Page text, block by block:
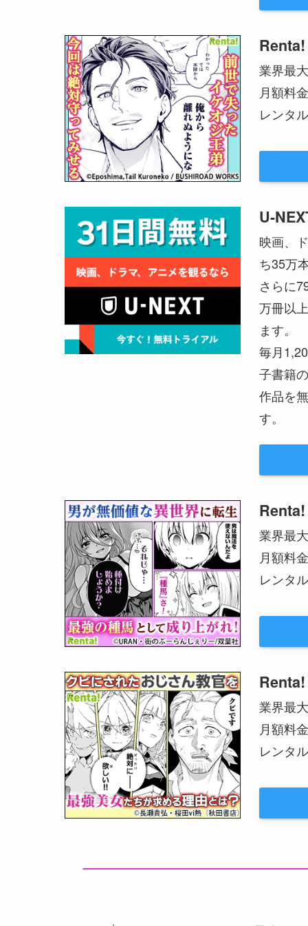
Renta!
業界最
月額料
レンタ
U-
映画、
ち35万
さらに
万冊以
ます。
毎月
子書籍
作品を
す。
Renta!
業界最
月額料
レンタ
Renta!
業界最
月額料
レンタ